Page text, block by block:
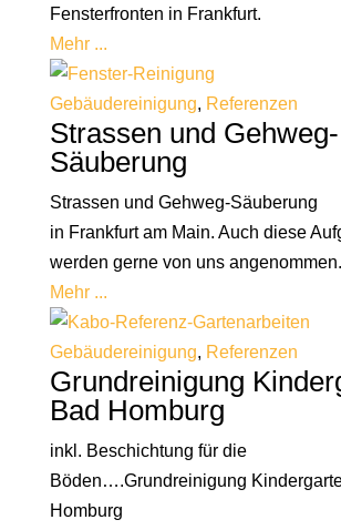
Fensterfronten in Frankfurt.
Mehr ...
Gebäudereinigung, Referenzen
Strassen und Gehweg-
Säuberung
Strassen und Gehweg-Säuberung
in Frankfurt am Main. Auch diese
werden gerne von uns angenommen.
Mehr ...
Gebäudereinigung, Referenzen
Grundreinigung
Bad Homburg
inkl. Beschichtung für die
Böden….Grundreinigung
Homburg